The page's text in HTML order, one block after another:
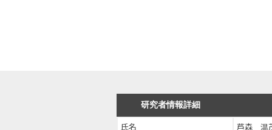
研究者情報詳細
氏名
芦森 温